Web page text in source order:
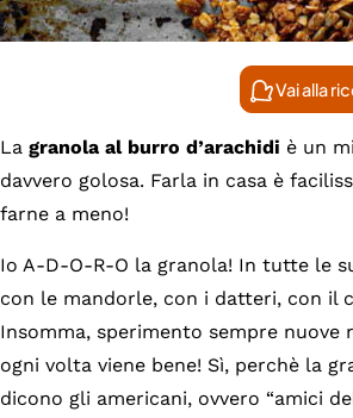
Vai alla
La granola al burro d’arachidi è un
davvero golosa. Farla in casa è
farne a meno!
Io A-D-O-R-O la granola! In tutte le
con le mandorle, con i datteri, con il
Insomma, sperimento sempre
ogni volta viene bene! Sì, perchè la
dicono gli americani, ovvero “amici